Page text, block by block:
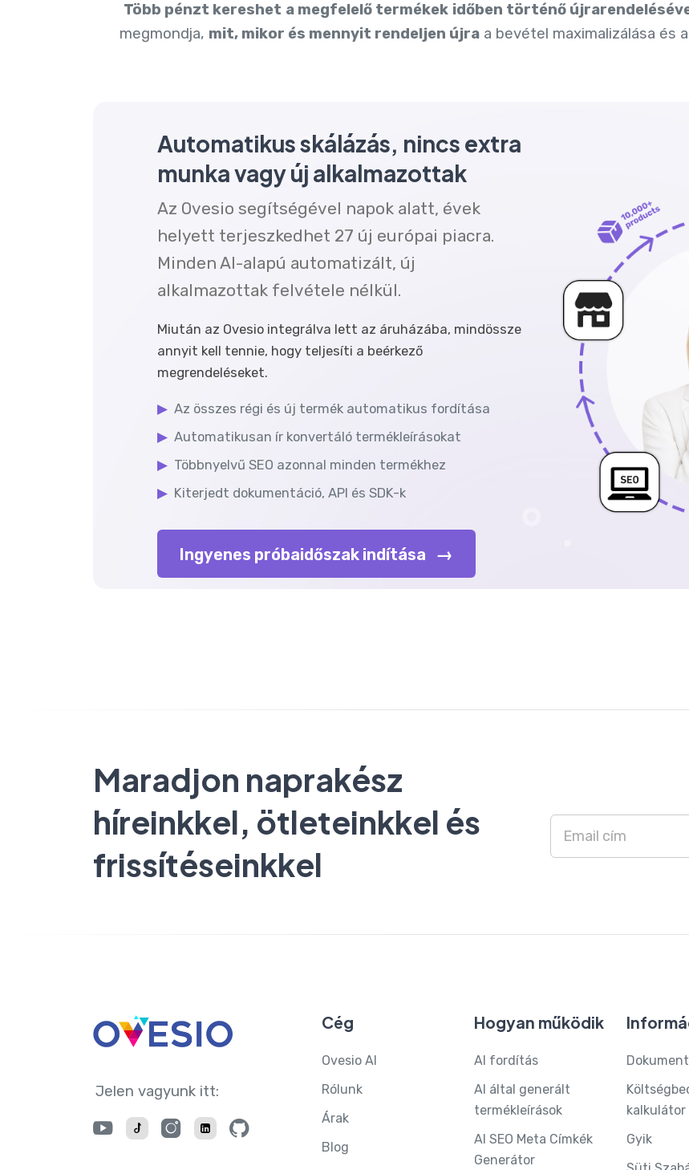
Több pénzt kereshet a megfelelő termékek időben történő
megmondja, mit, mikor és mennyit rendeljen újra a bevétel maximalizálása és a
Automatikus skálázás, nincs extra
munka vagy új alkalmazottak
Az Ovesio segítségével napok alatt, évek
helyett terjeszkedhet 27 új európai piacra.
Minden AI-alapú automatizált, új
alkalmazottak felvétele nélkül.
Miután az Ovesio integrálva lett az áruházába, mindössze
annyit kell tennie, hogy teljesíti a beérkező
megrendeléseket.
▶ Az összes régi és új termék automatikus fordítása
▶ Automatikusan ír konvertáló termékleírásokat
▶ Többnyelvű SEO azonnal minden termékhez
▶ Kiterjedt dokumentáció, API és SDK-k
Ingyenes próbaidőszak indítása →
Maradjon naprakész
híreinkkel, ötleteinkkel és
frissítéseinkkel
Jelen vagyunk itt:
Cég
Ovesio AI
Rólunk
Árak
Blog
Hogyan működik
AI fordítás
AI által generált
termékleírások
AI SEO Meta Címkék
Generátor
kalkulátor
Gyik